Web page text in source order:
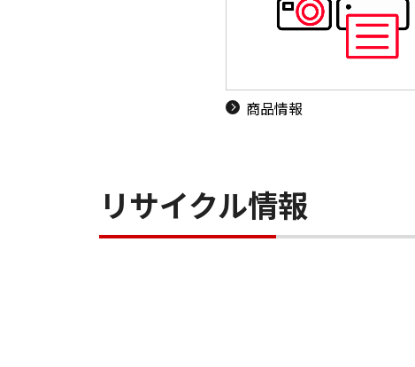
商品情報
リサイクル情報